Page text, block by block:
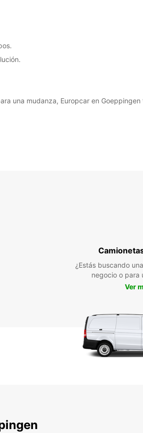
una mudanza, Europcar en
¿Estás buscando
negocio o para
Ver